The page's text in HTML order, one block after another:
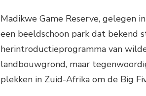
Madikwe Game Reserve, gelegen
een beeldschoon park dat bekend
herintroductieprogramma van
landbouwgrond, maar
plekken in Zuid-Afrika om de Big